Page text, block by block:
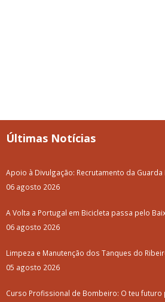
Últimas Notícias
Apoio à Divulgação: Recrutamento da Guarda
06 agosto 2026
A Volta a Portugal em Bicicleta passa pelo
06 agosto 2026
Limpeza e Manutenção dos Tanques do
05 agosto 2026
Curso Profissional de Bombeiro: O teu futuro